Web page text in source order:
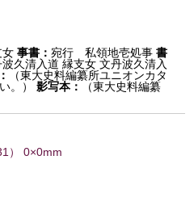
女 事書：宛行 私領地壱処事書
波久清入道 縁支女 文丹波久清入
（東大史料編纂所ユニオンカタ
。）
影写本：
（東大史料編纂
） 0×0mm